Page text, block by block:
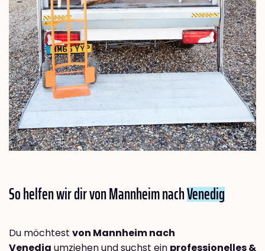
So helfen wir dir von Mannheim nachVenedig
Du möchtest von Mannheim nach
Venedig umziehen und suchst ein professionelles &